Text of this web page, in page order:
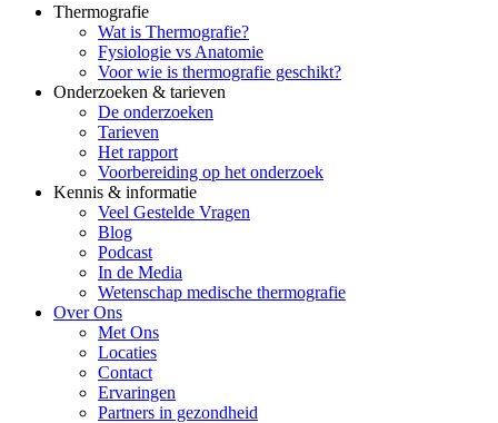
Thermografie
Wat is Thermografie?
Fysiologie vs Anatomie
Voor wie is thermografie geschikt?
Onderzoeken & tarieven
De onderzoeken
Tarieven
Het rapport
Voorbereiding op het onderzoek
Kennis & informatie
Veel Gestelde Vragen
Blog
Podcast
In de Media
Wetenschap medische thermografie
Over Ons
Met Ons
Locaties
Contact
Ervaringen
Partners in gezondheid